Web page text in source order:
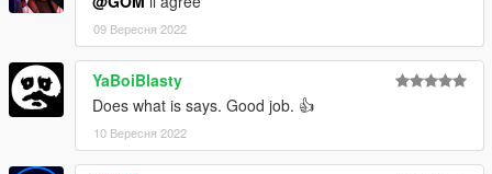
09 Вересня 2022
YaBoiBlasty
Does what is says. Good job. 👍
10 Вересня 2022